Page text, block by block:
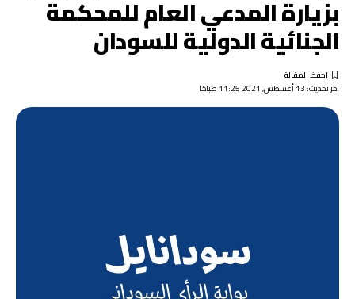
بزيارة المدعي العام للمحكمة
الجنائية الدولية للسودان
اخر تحديث: 13 أغسطس, 2021 11:25 صباحًا